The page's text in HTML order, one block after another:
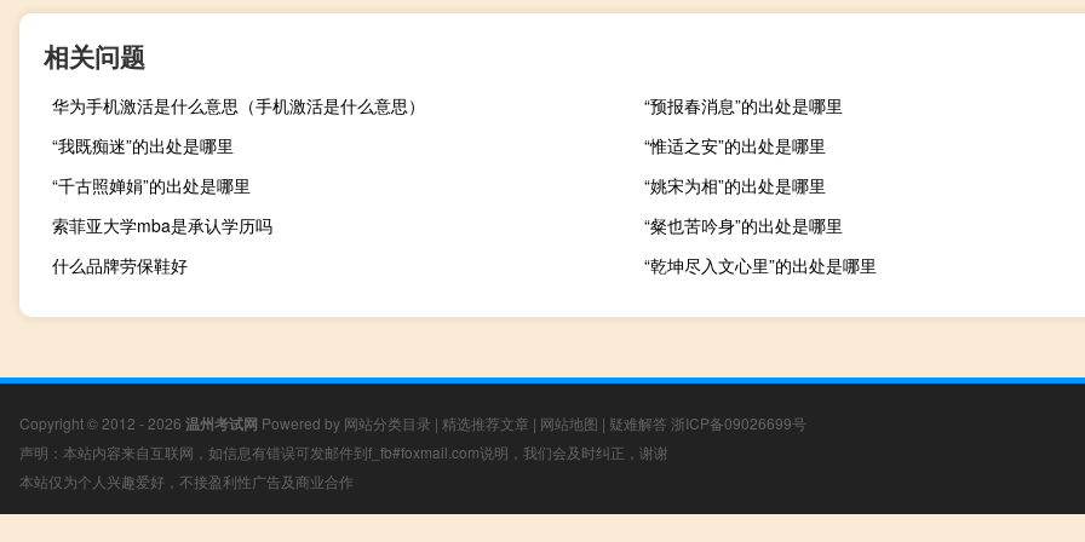
相关问题
华为手机激活是什么意思（手机激活是什么意思）
“预报春消息”的出处是哪里
“我既痴迷”的出处是哪里
“惟适之安”的出处是哪里
“千古照婵娟”的出处是哪里
“姚宋为相”的出处是哪里
索菲亚大学mba是承认学历吗
“粲也苦吟身”的出处是哪里
什么品牌劳保鞋好
“乾坤尽入文心里”的出处是哪里
Copyright © 2012 - 2026 温州考试网 Powered by 网站分类目录 | 精选推荐文章 | 网站地图 | 疑难解答 浙ICP备09026699号
声明：本站内容来自互联网，如信息有错误可发邮件到f_fb#foxmail.com说明，我们会及时纠正，谢谢
本站仅为个人兴趣爱好，不接盈利性广告及商业合作